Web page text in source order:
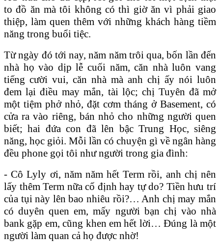
to đồ ăn mà tôi không có thì giờ ăn vì phải giao
thiệp, làm quen thêm với những khách hàng tiềm
năng trong buổi tiệc.
Từ ngày đó tới nay, năm năm trôi qua, bốn lần đến
nhà họ vào dịp lễ cuối năm, căn nhà luôn vang
tiếng cười vui, căn nhà mà anh chị ấy nói luôn
đem lại điều may mắn, tài lộc; chị Tuyên đã mở
một tiệm phở nhỏ, đặt cơm tháng ở Basement, có
cửa ra vào riêng, bán nhỏ cho những người quen
biết; hai đứa con đã lên bậc Trung Học, siêng
năng, học giỏi. Mỗi lần có chuyện gì về ngân hàng
đều phone gọi tôi như người trong gia đình:
- Cô Lyly ơi, năm năm hết Term rồi, anh chị nên
lấy thêm Term nữa cố định hay tự do? Tiền hưu trí
của tụi này lên bao nhiêu rồi?… Anh chị may mắn
có duyên quen em, mấy người bạn chị vào nhà
bank gặp em, cũng khen em hết lời… Đúng là một
người làm quan cả họ được nhờ!